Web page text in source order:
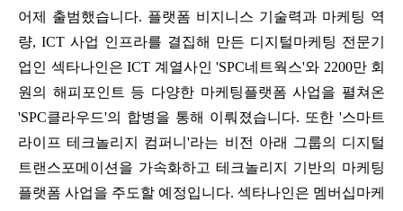
어제 출범했습니다. 플랫폼 비지니스 기술력과 마케팅 역
량, ICT 사업 인프라를 결집해 만든 디지털마케팅 전문기
업인 섹타나인은 ICT 계열사인 'SPC네트웍스'와 2200만 회
원의 해피포인트 등 다양한 마케팅플랫폼 사업을 펼쳐온
'SPC클라우드'의 합병을 통해 이뤄졌습니다. 또한 '스마트
라이프 테크놀리지 컴퍼니'라는 비전 아래 그룹의 디지털
트랜스포메이션을 가속화하고 테크놀리지 기반의 마케팅
플랫폼 사업을 주도할 예정입니다. 섹타나인은 멤버십마케